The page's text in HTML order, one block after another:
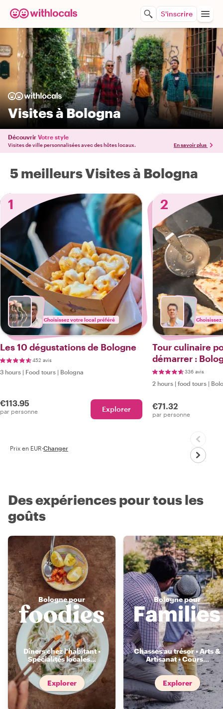
S'inscrire
Visites à Bologna
Découvrir Votre style
Visites de ville personnalisées avec des hôtes locaux. En savoir plus
5 meilleurs Visites à Bologna
1
Choisissez votre local préféré
Les 10 dégustations de Bologne
452 avis
3 hours | Food tours | Bologna
€113.95
par personne Explorer
2
Tour culinaire
démarrer :
336 avis
2 hours | food tours |
€71.32
par personne
Prix en EUR·Changer
Des expériences pour tous les
goûts
Bologne pour
Dîners chez l'habitant •
Spécialités locales...
Explorer
Bologne pour
Chasses au trésor • Arts &
Artisanat • Cours...
Explorer